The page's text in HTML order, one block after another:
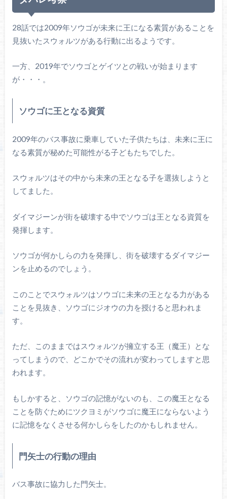
28話では2009年ソウゴが未来に王になる素質があることを
見抜いたスウォルツがある行動に出るようです。
一方、2019年でソウゴとゲイツとの戦いが始まります
が・・・。
ソウゴに王となる資質
2009年のバス事故に乗車していた子供たちは、未来に王に
なる素質が秘めた可能性がる子どもたちでした。
スウォルツはその中から未来の王となる子を選抜しようと
してました。
ダイマジーンが街を破壊する中でソウゴは王となる資質を
発揮します。
ソウゴが何かしらの力を発揮し、街を破壊するダイマジー
ンを止めるのでしょう。
このことでスウォルツはソウゴに未来の王となる力がある
ことを見抜き、ソウゴにジオウの力を授けると思われま
す。
ただ、このままではスウォルツが擁立する王（魔王）とな
ってしまうので、どこかでその流れが変わってしますと思
われます。
もしかすると、ソウゴの記憶がないのも、この魔王となる
ことを防ぐためにツクヨミがソウゴに魔王にならないよう
に記憶をなくさせる何かしらをしたのかもしれません。
門矢士の行動の理由
バス事故に協力した門矢士。